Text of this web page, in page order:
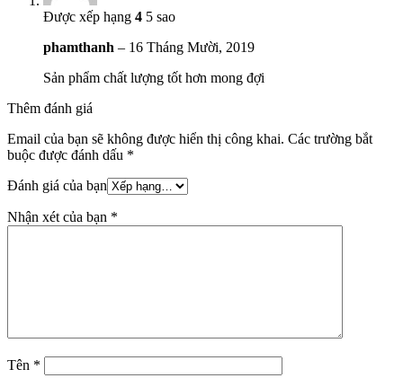
Được xếp hạng 4 5 sao
phamthanh – 16 Tháng Mười, 2019
Sản phẩm chất lượng tốt hơn mong đợi
Thêm đánh giá
Email của bạn sẽ không được hiển thị công khai. Các trường bắt
buộc được đánh dấu *
Đánh giá của bạn
Nhận xét của bạn *
Tên *